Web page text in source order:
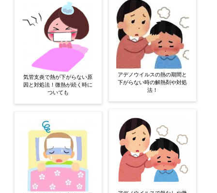
気管支炎で熱が下がらない原
因と対処法！微熱が続く時に
ついても
アデノウイルスの熱の期間と
下がらない時の解熱剤や対処
法！